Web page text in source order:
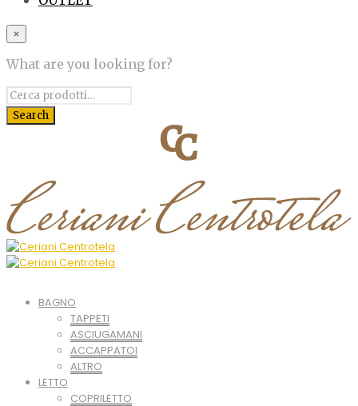
×
What are you looking for?
BAGNO
TAPPETI
ASCIUGAMANI
ACCAPPATOI
ALTRO
LETTO
COPRILETTO